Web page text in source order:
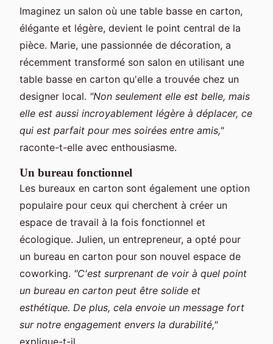
Imaginez un salon où une table basse en carton,
élégante et légère, devient le point central de la
pièce. Marie, une passionnée de décoration, a
récemment transformé son salon en utilisant une
table basse en carton qu'elle a trouvée chez un
designer local. "Non seulement elle est belle, mais
elle est aussi incroyablement légère à déplacer, ce
qui est parfait pour mes soirées entre amis,"
raconte-t-elle avec enthousiasme.
Un bureau fonctionnel
Les bureaux en carton sont également une option
populaire pour ceux qui cherchent à créer un
espace de travail à la fois fonctionnel et
écologique. Julien, un entrepreneur, a opté pour
un bureau en carton pour son nouvel espace de
coworking. "C'est surprenant de voir à quel point
un bureau en carton peut être solide et
esthétique. De plus, cela envoie un message fort
sur notre engagement envers la durabilité,"
explique-t-il.